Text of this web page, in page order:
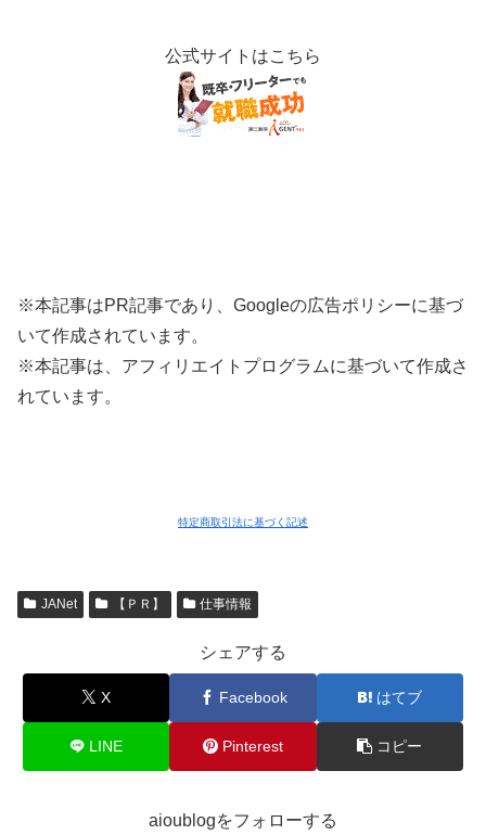
公式サイトはこちら
※本記事はPR記事であり、Googleの広告ポリシーに基づ
いて作成されています。
※本記事は、アフィリエイトプログラムに基づいて作成さ
れています。
特定商取引法に基づく記述
JANet 【ＰＲ】 仕事情報
シェアする
X Facebook はてブ
LINE Pinterest コピー
aioublogをフォローする